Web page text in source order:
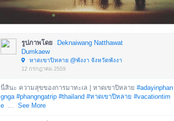
รูปภาพโดย
Deknaiwang Natthawat
Dumkaew
หาดเขาปิหลาย @พังงา จังหวัดพังงา
12 กรกฎาคม 2559
นี่สินะ ความสุขของการมาทะเล | หาดเขาปิหลาย #adayinphan
gnga #phangngatrip #thailand #หาดเขาปิหลาย #vacationtim
e ... See More